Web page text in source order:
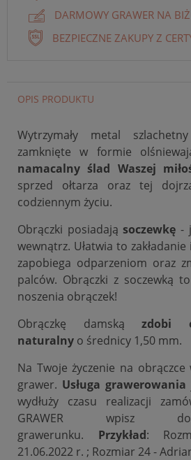
DARMOWY GRAWER NA
BEZPIECZNE ZAKUPY Z
OPIS PRODUKTU
Wytrzymały metal
zamknięte w formie
namacalny ślad Waszej
sprzed ołtarza oraz tej
codziennym życiu.
Obrączki posiadająsoczewkę-
wewnątrz. Ułatwia to
zapobiega odparzeniom oraz
palców. Obrączki z soczewką
noszenia obrączek!
Obrączkę damską zdobi
naturalny o średnicy 1,50 mm.
Na Twoje życzenie na
grawer. Usługa grawerowania
wydłuży czasu realizacji
GRAWER wpisz
grawerunku.
Przykład:
21.06.2022 r. ; Rozmiar 24 -